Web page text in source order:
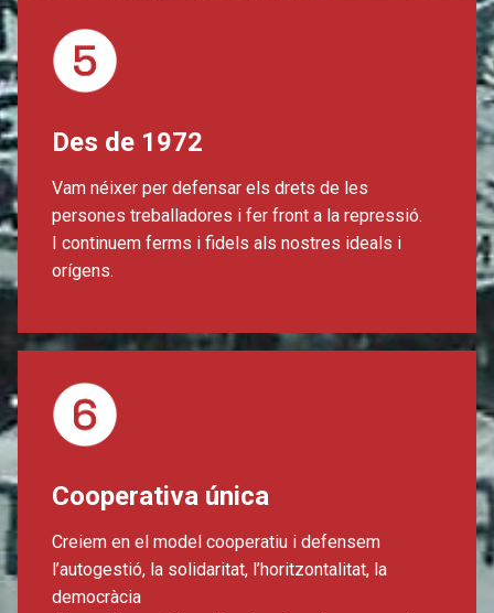
Des de 1972
Vam néixer per defensar els drets de les
persones treballadores i fer front a la repressió.
I continuem ferms i fidels als nostres ideals i
orígens.
Cooperativa única
Creiem en el model cooperatiu i defensem
l’autogestió, la solidaritat, l’horitzontalitat, la
democràcia